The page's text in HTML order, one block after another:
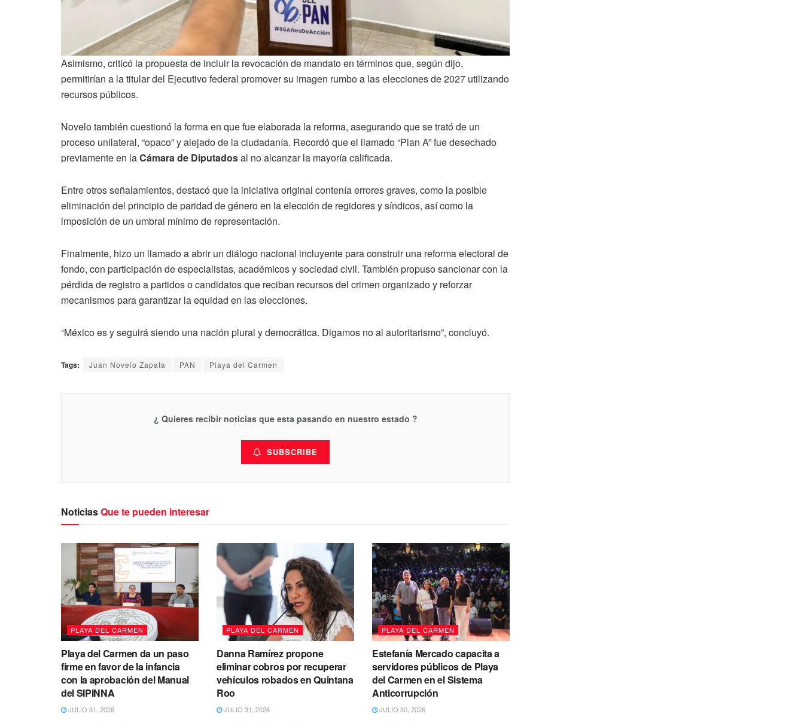
Asimismo, criticó la propuesta de incluir la revocación de mandato en términos que, según dijo,
permitirían a la titular del Ejecutivo federal promover su imagen rumbo a las elecciones de 2027 utilizando
recursos públicos.
Novelo también cuestionó la forma en que fue elaborada la reforma, asegurando que se trató de un
proceso unilateral, “opaco” y alejado de la ciudadanía. Recordó que el llamado “Plan A” fue desechado
previamente en laCámara de Diputadosal no alcanzar la mayoría calificada.
Entre otros señalamientos, destacó que la iniciativa original contenía errores graves, como la posible
eliminación del principio de paridad de género en la elección de regidores y síndicos, así como la
imposición de un umbral mínimo de representación.
Finalmente, hizo un llamado a abrir un diálogo nacional incluyente para construir una reforma electoral de
fondo, con participación de especialistas, académicos y sociedad civil. También propuso sancionar con la
pérdida de registro a partidos o candidatos que reciban recursos del crimen organizado y reforzar
mecanismos para garantizar la equidad en las elecciones.
“México es y seguirá siendo una nación plural y democrática. Digamos no al autoritarismo”, concluyó.
Tags: Juan Novelo Zapata PAN Playa del Carmen
¿ Quieres recibir noticias que esta pasando en nuestro estado ?
SUBSCRIBE
NoticiasQue te pueden interesar
PLAYA DEL CARMEN
Playa del Carmen da un paso
firme en favor de la infancia
con la aprobación del Manual
del SIPINNA
JULIO 31, 2026
PLAYA DEL CARMEN
Danna Ramírez propone
eliminar cobros por recuperar
vehículos robados en Quintana
Roo
JULIO 31, 2026
PLAYA DEL CARMEN
Estefanía Mercado capacita a
servidores públicos de Playa
del Carmen en el Sistema
Anticorrupción
JULIO 30, 2026